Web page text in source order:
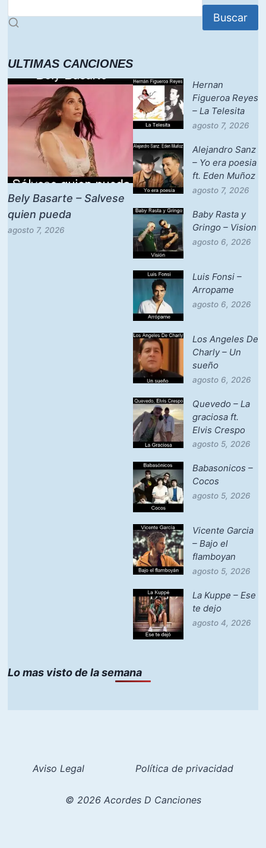
Buscar
ULTIMAS CANCIONES
Bely Basarte – Salvese
quien pueda
agosto 7, 2026
Hernan
Figueroa Reyes
– La Telesita
agosto 7, 2026
Alejandro Sanz
– Yo era poesia
ft. Eden Muñoz
agosto 7, 2026
Baby Rasta y
Gringo – Vision
agosto 6, 2026
Luis Fonsi –
Arropame
agosto 6, 2026
Los Angeles De
Charly – Un
sueño
agosto 6, 2026
Quevedo – La
graciosa ft.
Elvis Crespo
agosto 5, 2026
Babasonicos –
Cocos
agosto 5, 2026
Vicente Garcia
– Bajo el
flamboyan
agosto 5, 2026
La Kuppe – Ese
te dejo
agosto 4, 2026
Lo mas visto de la semana
Aviso Legal Política de privacidad
© 2026 Acordes D Canciones